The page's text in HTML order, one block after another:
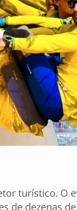
turístico. O
de dezenas